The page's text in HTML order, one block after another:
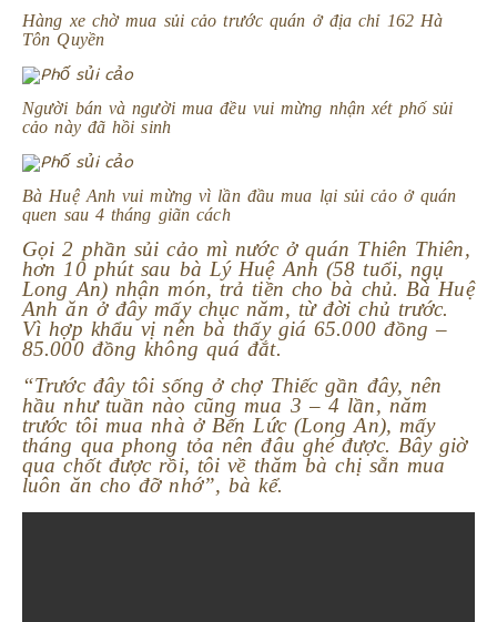
Hàng xe chờ mua sủi cảo trước quán ở địa chỉ 162 Hà
Tôn Quyền
Người bán và người mua đều vui mừng nhận xét phố sủi
cảo này đã hồi sinh
Bà Huệ Anh vui mừng vì lần đầu mua lại sủi cảo ở quán
quen sau 4 tháng giãn cách
Gọi 2 phần sủi cảo mì nước ở quán Thiên Thiên,
hơn 10 phút sau bà Lý Huệ Anh (58 tuổi, ngụ
Long An) nhận món, trả tiền cho bà chủ. Bà Huệ
Anh ăn ở đây mấy chục năm, từ đời chủ trước.
Vì hợp khẩu vị nên bà thấy giá 65.000 đồng –
85.000 đồng không quá đắt.
“Trước đây tôi sống ở chợ Thiếc gần đây, nên
hầu như tuần nào cũng mua 3 – 4 lần, năm
trước tôi mua nhà ở Bến Lức (Long An), mấy
tháng qua phong tỏa nên đâu ghé được. Bây giờ
qua chốt được rồi, tôi về thăm bà chị sẵn mua
luôn ăn cho đỡ nhớ”, bà kể.